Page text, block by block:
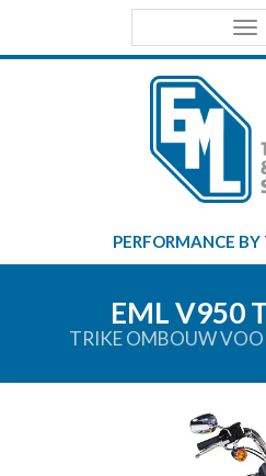
PERFORMANCE
EML V950
TRIKE OMBOUW